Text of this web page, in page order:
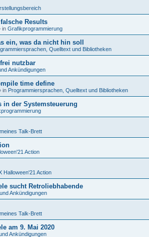
Results
in Grafikprogrammierung
ein, was da nicht hin soll
Quelltext und Bibliotheken
nutzbar
Ankündigungen
time define
in Programmiersprachen, Quelltext und Bibliotheken
in der Systemsteuerung
Talk-Brett
Action
Halloween'21 Action
sucht Retroliebhabende
Ankündigungen
Talk-Brett
am 9. Mai 2020
Ankündigungen